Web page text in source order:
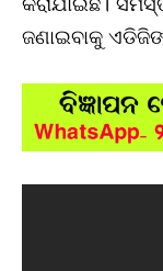
ଜଣାଇବାକୁ